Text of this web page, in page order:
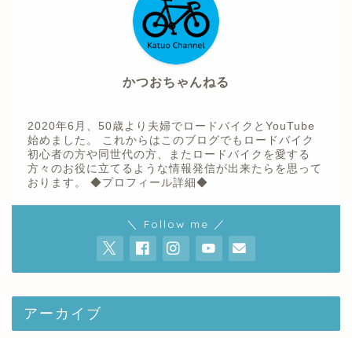
かつおちゃんねる
2020年6月、50歳より夫婦でロードバイクとYouTube
始めました。 これからはこのブログでもロードバイク
初心者の方や同世代の方、またロードバイクを愛する
方々のお役に立てるような情報発信が出来たらを思って
おります。 ◆プロフィール詳細◆
＼ Follow me ／
アーカイブ
プロフィール
お問い合わせ